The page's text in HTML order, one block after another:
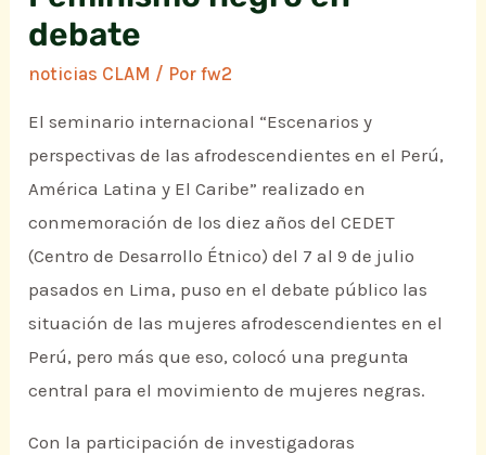
debate
noticias CLAM / Porfw2
El seminario internacional “Escenarios y
perspectivas de las afrodescendientes en el Perú,
América Latina y El Caribe” realizado en
conmemoración de los diez años del CEDET
(Centro de Desarrollo Étnico) del 7 al 9 de julio
pasados en Lima, puso en el debate público las
situación de las mujeres afrodescendientes en el
Perú, pero más que eso, colocó una pregunta
central para el movimiento de mujeres negras.
Con la participación de investigadoras